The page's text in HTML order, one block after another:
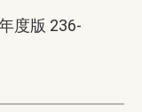
度版 236-